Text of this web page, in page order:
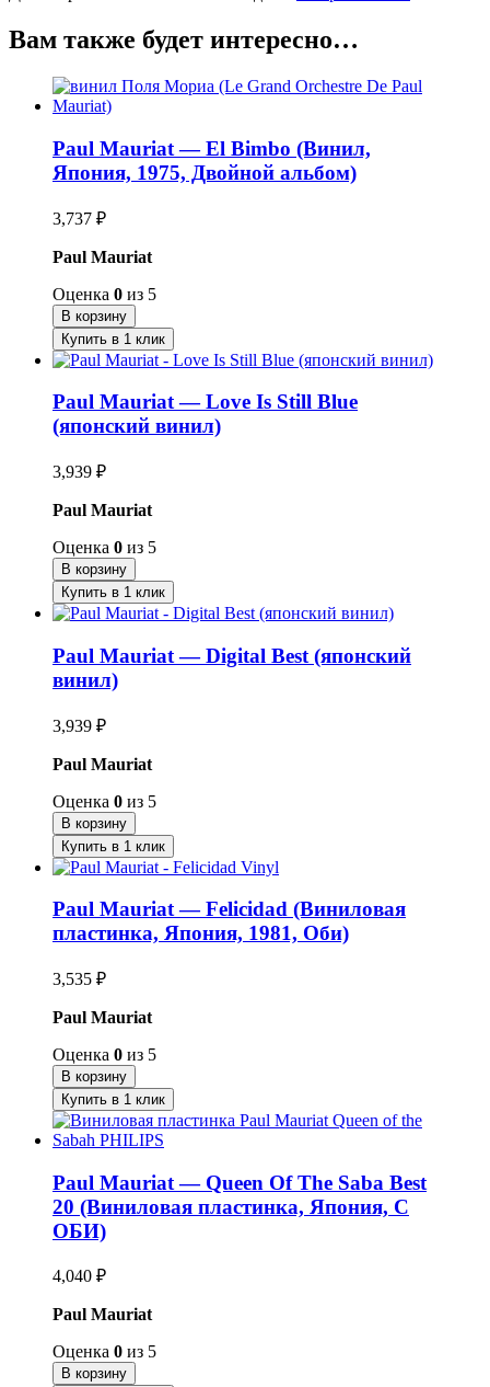
Вам также будет интересно…
Paul Mauriat — El Bimbo (Винил,
Япония, 1975, Двойной альбом)
3,737 ₽
Paul Mauriat
Оценка 0 из 5
В корзину
Купить в 1 клик
Paul Mauriat — Love Is Still Blue
(японский винил)
3,939 ₽
Paul Mauriat
Оценка 0 из 5
В корзину
Купить в 1 клик
Paul Mauriat — Digital Best (японский
винил)
3,939 ₽
Paul Mauriat
Оценка 0 из 5
В корзину
Купить в 1 клик
Paul Mauriat — Felicidad (Виниловая
пластинка, Япония, 1981, Оби)
3,535 ₽
Paul Mauriat
Оценка 0 из 5
В корзину
Купить в 1 клик
Paul Mauriat — Queen Of The Saba Best
20 (Виниловая пластинка, Япония, С
ОБИ)
4,040 ₽
Paul Mauriat
Оценка 0 из 5
В корзину